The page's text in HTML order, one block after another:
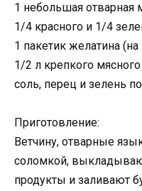
1 небольшая отварная
1/4 красного и 1/4
1 пакетик желатина
1/2 л крепкого
соль, перец и зелень
Приготовление:
Ветчину, отварные
соломкой,
продукты и заливают